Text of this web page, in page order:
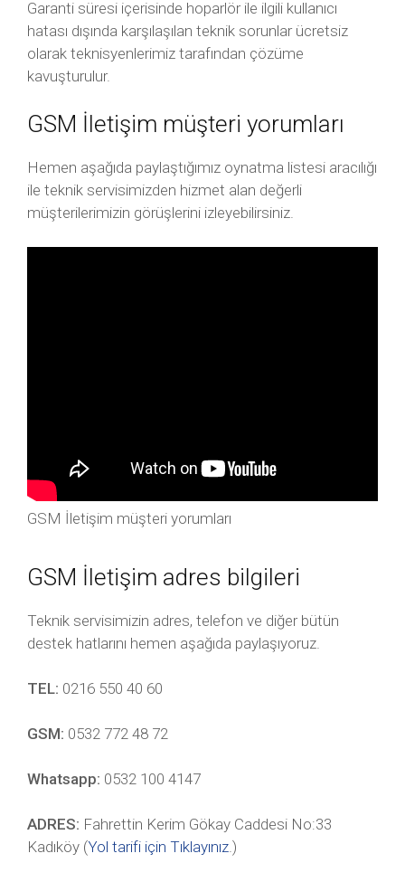
Garanti süresi içerisinde hoparlör ile ilgili kullanıcı
hatası dışında karşılaşılan teknik sorunlar ücretsiz
olarak teknisyenlerimiz tarafından çözüme
kavuşturulur.
GSM İletişim müşteri yorumları
Hemen aşağıda paylaştığımız oynatma listesi aracılığı
ile teknik servisimizden hizmet alan değerli
müşterilerimizin görüşlerini izleyebilirsiniz.
GSM İletişim müşteri yorumları
GSM İletişim adres bilgileri
Teknik servisimizin adres, telefon ve diğer bütün
destek hatlarını hemen aşağıda paylaşıyoruz.
TEL: 0216 550 40 60
GSM: 0532 772 48 72
Whatsapp: 0532 100 4147
ADRES: Fahrettin Kerim Gökay Caddesi No:33
Kadıköy (Yol tarifi için Tıklayınız.)